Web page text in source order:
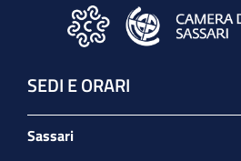
SEDI E ORARI
Sassari